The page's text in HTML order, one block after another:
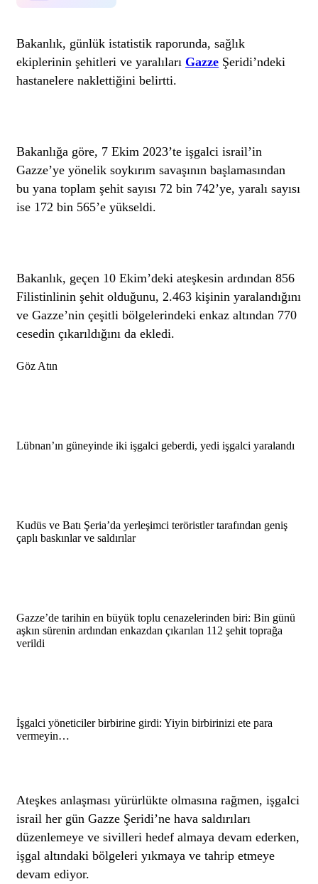
Bakanlık, günlük istatistik raporunda, sağlık
ekiplerinin şehitleri ve yaralıları Gazze Şeridi’ndeki
hastanelere naklettiğini belirtti.
Bakanlığa göre, 7 Ekim 2023’te işgalci israil’in
Gazze’ye yönelik soykırım savaşının başlamasından
bu yana toplam şehit sayısı 72 bin 742’ye, yaralı sayısı
ise 172 bin 565’e yükseldi.
Bakanlık, geçen 10 Ekim’deki ateşkesin ardından 856
Filistinlinin şehit olduğunu, 2.463 kişinin yaralandığını
ve Gazze’nin çeşitli bölgelerindeki enkaz altından 770
cesedin çıkarıldığını da ekledi.
Göz Atın
Lübnan’ın güneyinde iki işgalci geberdi, yedi işgalci yaralandı
Kudüs ve Batı Şeria’da yerleşimci teröristler tarafından geniş
çaplı baskınlar ve saldırılar
Gazze’de tarihin en büyük toplu cenazelerinden biri: Bin günü
aşkın sürenin ardından enkazdan çıkarılan 112 şehit toprağa
verildi
İşgalci yöneticiler birbirine girdi: Yiyin birbirinizi ete para
vermeyin…
Ateşkes anlaşması yürürlükte olmasına rağmen, işgalci
israil her gün Gazze Şeridi’ne hava saldırıları
düzenlemeye ve sivilleri hedef almaya devam ederken,
işgal altındaki bölgeleri yıkmaya ve tahrip etmeye
devam ediyor.